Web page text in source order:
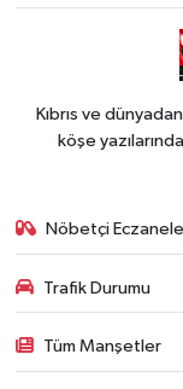
Kıbrıs ve
köşe
Nöbetçi
Trafik Durumu
Tüm Manşetler